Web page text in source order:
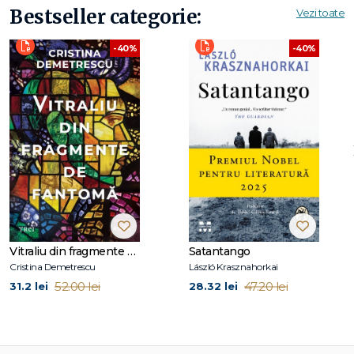
Bestseller categorie: Vezi toate
-40%
Vitraliu din fragmente de fantomă
Cristina Demetrescu
31.2 lei 52.00 lei
-40%
Satantango
László Krasznahorkai
28.32 lei 47.20 lei